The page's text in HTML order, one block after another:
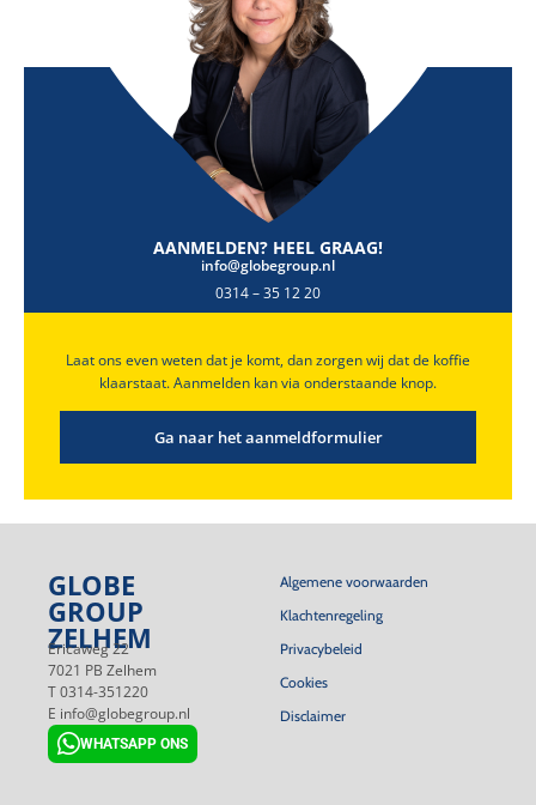
AANMELDEN? HEEL GRAAG!
info@globegroup.nl
0314 – 35 12 20
Laat ons even weten dat je komt, dan zorgen wij dat de koffie
klaarstaat. Aanmelden kan via onderstaande knop.
Ga naar het aanmeldformulier
GLOBE
GROUP
ZELHEM
Ericaweg 22
7021 PB Zelhem
T 0314-351220
E info@globegroup.nl
WHATSAPP ONS
Algemene voorwaarden
Klachtenregeling
Privacybeleid
Cookies
Disclaimer